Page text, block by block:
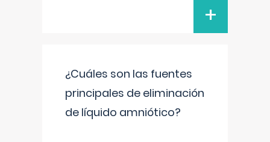
+
¿Cuáles son las fuentes
principales de eliminación
de líquido amniótico?